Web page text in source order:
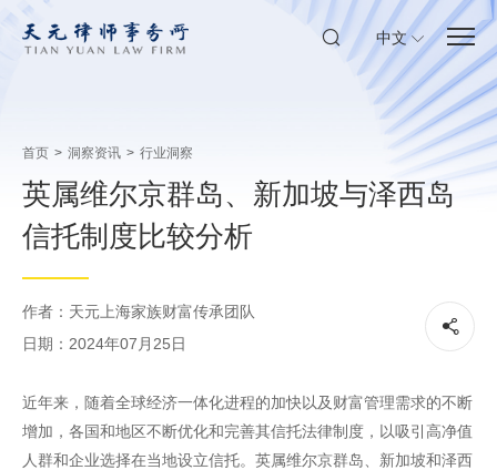
中文
首页 > 洞察资讯 > 行业洞察
英属维尔京群岛、新加坡与泽西岛
信托制度比较分析
作者：天元上海家族财富传承团队
日期：2024年07月25日
近年来，随着全球经济一体化进程的加快以及财富管理需求的不断
增加，各国和地区不断优化和完善其信托法律制度，以吸引高净值
人群和企业选择在当地设立信托。英属维尔京群岛、新加坡和泽西